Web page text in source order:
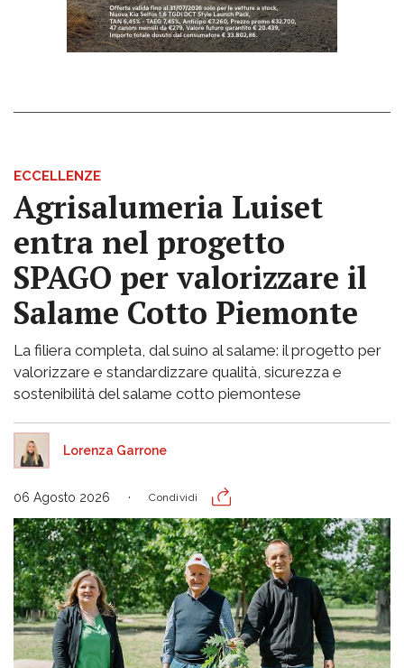
ECCELLENZE
Agrisalumeria Luiset
entra nel progetto
SPAGO per valorizzare il
Salame Cotto Piemonte
La filiera completa, dal suino al salame: il progetto per
valorizzare e standardizzare qualità, sicurezza e
sostenibilità del salame cotto piemontese
Lorenza Garrone
06 Agosto 2026 Condividi